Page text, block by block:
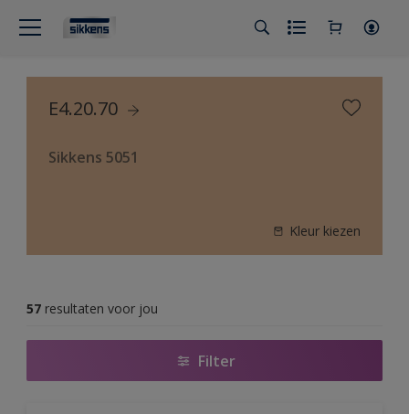
E4.20.70
Sikkens 5051
Kleur kiezen
57 resultaten voor jou
Filter